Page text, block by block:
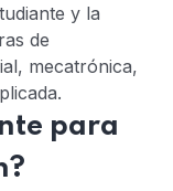
y la
de
mecatrónica,
para